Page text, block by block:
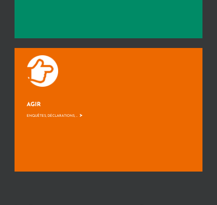
AGIR
ENQUÊTES, DÉCLARATIONS, ... >